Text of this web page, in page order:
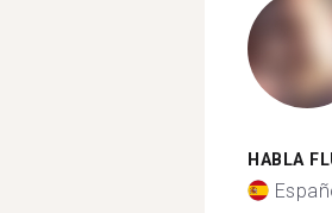
HABLA